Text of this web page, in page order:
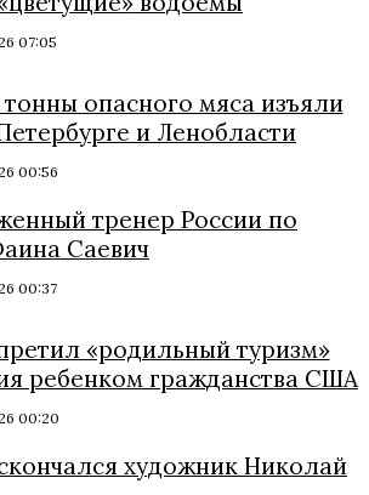
07:05
опасного мяса изъяли
и Ленобласти
00:56
тренер России по
Саевич
00:37
«родильный туризм»
ребенком гражданства США
00:20
художник Николай